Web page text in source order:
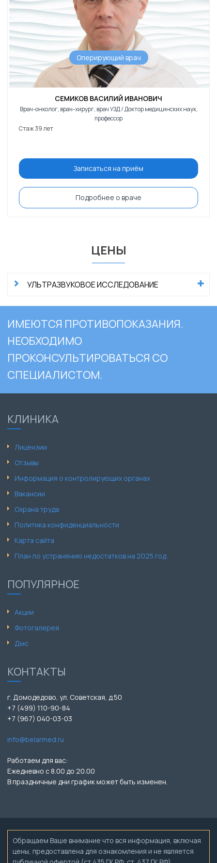
Оперирующий врач
СЕМИКОВ ВАСИЛИЙ ИВАНОВИЧ
Врач-онколог, врач-хирург, врач УЗД / Доктор медицинских наук,
профессор
Стаж 39 лет
Записаться на приём
Подробнее о враче
ЦЕНЫ
УЛЬТРАЗВУКОВОЕ ИССЛЕДОВАНИЕ
ИМЕЮТСЯ ПРОТИВОПОКАЗАНИЯ.
НЕОБХОДИМО
ПРОКОНСУЛЬТИРОВАТЬСЯ СО
СПЕЦИАЛИСТОМ.
КЛИНИКА
Лицензии
Отзывы
Информация о контролирующих органах
Вакансии
Охрана труда
Политика конфиденциальности
Карта сайта
План по устранению недостатков на 2025 год
ПОПУЛЯРНОЕ
Акции
Фотогалерея
Дмс
КОНТАКТЫ
г. Домодедово, ул. Советская, д.50
+7 (499) 110-90-84
+7 (967) 040-03-03
info@belarmed.ru
Работаем для вас:
Ежедневно с 8.00 до 20.00
В праздничные дни график может быть изменен.
Обращаем Ваше внимание что вся информация, включая
цены, предоставлена для ознакомления и не является